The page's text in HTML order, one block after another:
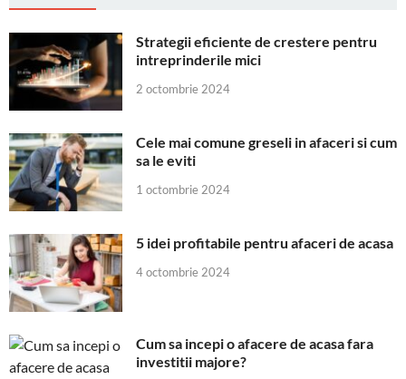
Strategii eficiente de crestere pentru
intreprinderile mici
2 octombrie 2024
Cele mai comune greseli in afaceri si cum
sa le eviti
1 octombrie 2024
5 idei profitabile pentru afaceri de acasa
4 octombrie 2024
Cum sa incepi o afacere de acasa fara
investitii majore?